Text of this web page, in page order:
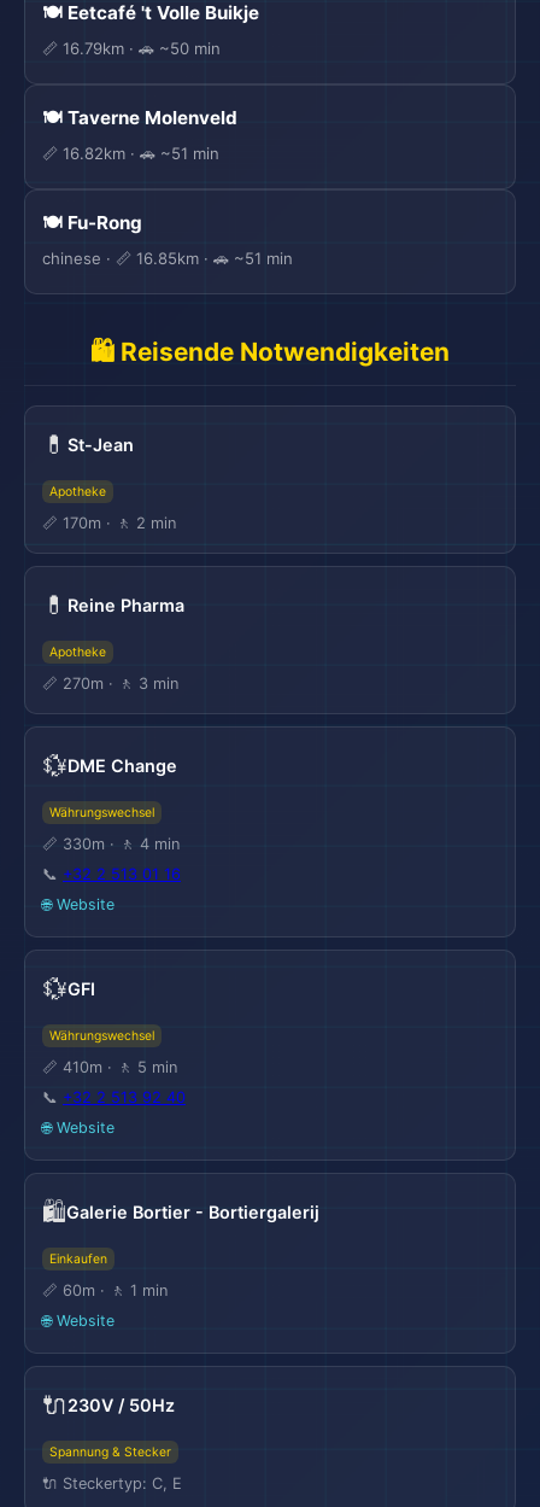
🍽️ Eetcafé 't Volle Buikje
📏 16.79km · 🚗 ~50 min
🍽️ Taverne Molenveld
📏 16.82km · 🚗 ~51 min
🍽️ Fu-Rong
chinese · 📏 16.85km · 🚗 ~51 min
🛍️ Reisende Notwendigkeiten
💊 St-Jean
Apotheke
📏 170m · 🚶 2 min
💊 Reine Pharma
Apotheke
📏 270m · 🚶 3 min
💱DME Change
Währungswechsel
📏 330m · 🚶 4 min
📞 +32 2 513 01 16
🌐 Website
💱GFI
Währungswechsel
📏 410m · 🚶 5 min
📞 +32 2 513 92 40
🌐 Website
🛍️Galerie Bortier - Bortiergalerij
Einkaufen
📏 60m · 🚶 1 min
🌐 Website
🔌230V / 50Hz
Spannung & Stecker
🔌 Steckertyp: C, E